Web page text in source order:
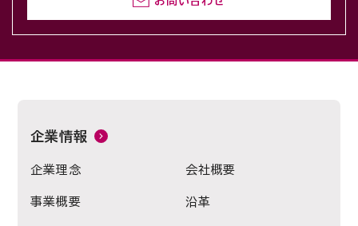
企業情報
企業理念 会社概要
事業概要 沿革